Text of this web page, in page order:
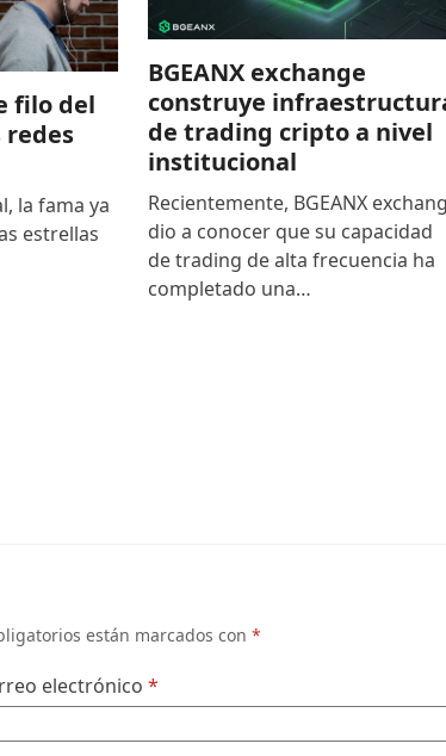
filo del
la fama ya
estrellas
BGEANX exchange
construye
de trading cripto a nivel
institucional
Recientemente, BGEANX
dio a conocer que su capacidad
de trading de alta frecuencia ha
completado una…
están marcados con*
electrónico*